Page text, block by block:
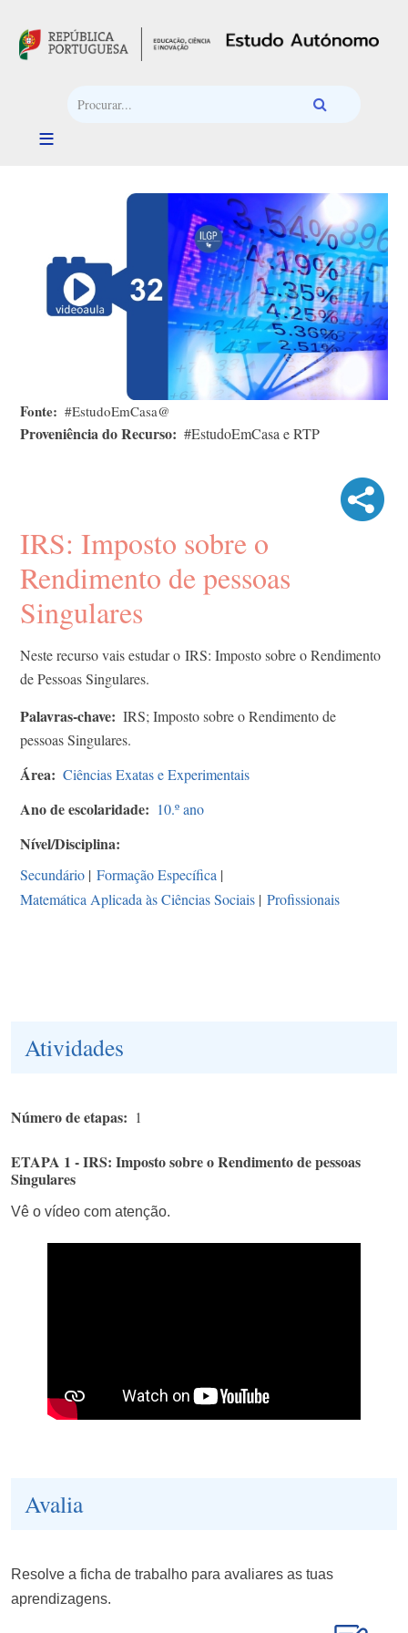
Fonte #EstudoEmCasa@
Proveniência do Recurso #EstudoEmCasa e RTP
IRS: Imposto sobre o
Rendimento de pessoas
Singulares
Neste recurso vais estudar o IRS: Imposto sobre o Rendimento
de Pessoas Singulares.
Palavras-chave
IRS; Imposto sobre o Rendimento de
pessoas Singulares.
Área Ciências Exatas e Experimentais
Ano de escolaridade 10.º ano
Nível/Disciplina
Secundário | Formação Específica |
Matemática Aplicada às Ciências Sociais | Profissionais
Atividades
Número de etapas 1
ETAPA 1 - IRS: Imposto sobre o Rendimento de pessoas
Singulares
Vê o vídeo com atenção.
Avalia
Resolve a ficha de trabalho para avaliares as tuas
aprendizagens.